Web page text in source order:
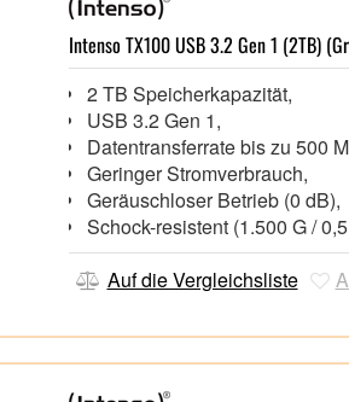
Intenso TX100 USB 3.2 Gen 1 (2TB)
2 TB Speicherkapazität,
USB 3.2 Gen 1,
Datentransferrate bis zu 500
Geringer Stromverbrauch,
Geräuschloser Betrieb (0 dB),
Schock-resistent (1.500 G /
Auf die Vergleichsliste